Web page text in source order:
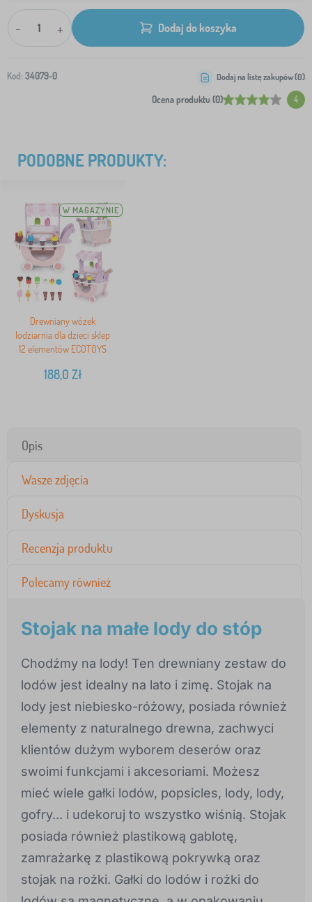
- + Dodaj do koszyka
Kod: 34079-0
Ocena produktu (0) 4
Dodaj na listę zakupów (0)
PODOBNE PRODUKTY:
W MAGAZYNIE
Drewniany wózek
lodziarnia dla dzieci sklep
12 elementów ECOTOYS
188,0 Zł
Opis
Wasze zdjęcia
Dyskusja
Recenzja produktu
Polecamy również
Stojak na małe lody do stóp
Chodźmy na lody! Ten drewniany zestaw do
lodów jest idealny na lato i zimę. Stojak na
lody jest niebiesko-różowy, posiada również
elementy z naturalnego drewna, zachwyci
klientów dużym wyborem deserów oraz
swoimi funkcjami i akcesoriami. Możesz
mieć wiele gałki lodów, popsicles, lody, lody,
gofry... i udekoruj to wszystko wiśnią. Stojak
posiada również plastikową gablotę,
zamrażarkę z plastikową pokrywką oraz
stojak na rożki. Gałki do lodów i rożki do